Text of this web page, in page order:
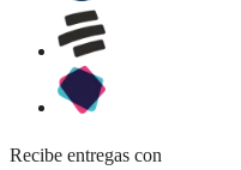
Recibe entregas con